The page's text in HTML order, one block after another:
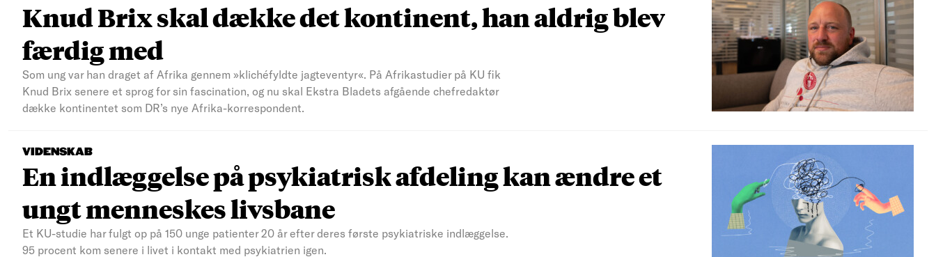
Knud Brix skal dække det kontinent, han aldrig blev
færdig med
Som ung var han draget af Afrika gennem »klichéfyldte jagteventyr«. På Afrikastudier på KU fik
Knud Brix senere et sprog for sin fascination, og nu skal Ekstra Bladets afgående chefredaktør
dække kontinentet som DR’s nye Afrika-korrespondent.
VIDENSKAB
En indlæggelse på psykiatrisk afdeling kan ændre et
ungt menneskes livsbane
Et KU-studie har fulgt op på 150 unge patienter 20 år efter deres første psykiatriske indlæggelse.
95 procent kom senere i livet i kontakt med psykiatrien igen.